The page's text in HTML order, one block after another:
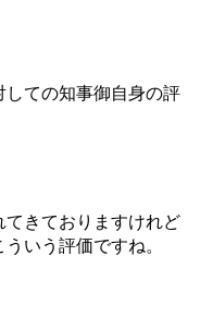
ての知事御自身の評
きておりますけれど
いう評価ですね。